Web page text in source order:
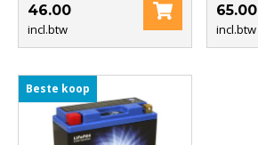
46.00
incl.btw
65.00
incl.btw
Beste koop